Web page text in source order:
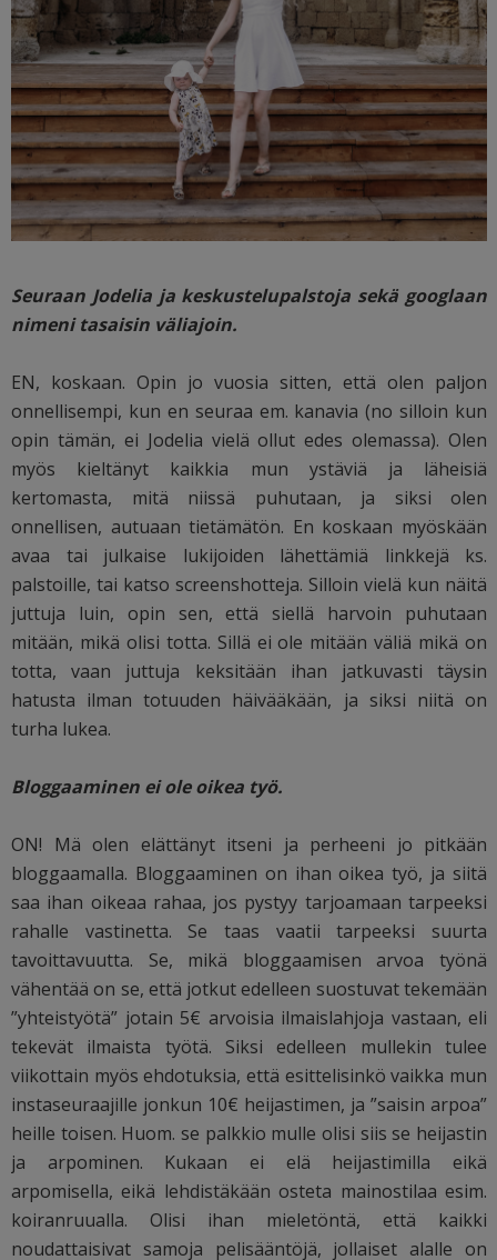
Seuraan Jodelia ja keskustelupalstoja sekä googlaan
nimeni tasaisin väliajoin.
EN, koskaan. Opin jo vuosia sitten, että olen paljon
onnellisempi, kun en seuraa em. kanavia (no silloin kun
opin tämän, ei Jodelia vielä ollut edes olemassa). Olen
myös kieltänyt kaikkia mun ystäviä ja läheisiä
kertomasta, mitä niissä puhutaan, ja siksi olen
onnellisen, autuaan tietämätön. En koskaan myöskään
avaa tai julkaise lukijoiden lähettämiä linkkejä ks.
palstoille, tai katso screenshotteja. Silloin vielä kun näitä
juttuja luin, opin sen, että siellä harvoin puhutaan
mitään, mikä olisi totta. Sillä ei ole mitään väliä mikä on
totta, vaan juttuja keksitään ihan jatkuvasti täysin
hatusta ilman totuuden häivääkään, ja siksi niitä on
turha lukea.
Bloggaaminen ei ole oikea työ.
ON! Mä olen elättänyt itseni ja perheeni jo pitkään
bloggaamalla. Bloggaaminen on ihan oikea työ, ja siitä
saa ihan oikeaa rahaa, jos pystyy tarjoamaan tarpeeksi
rahalle vastinetta. Se taas vaatii tarpeeksi suurta
tavoittavuutta. Se, mikä bloggaamisen arvoa työnä
vähentää on se, että jotkut edelleen suostuvat tekemään
”yhteistyötä” jotain 5€ arvoisia ilmaislahjoja vastaan, eli
tekevät ilmaista työtä. Siksi edelleen mullekin tulee
viikottain myös ehdotuksia, että esittelisinkö vaikka mun
instaseuraajille jonkun 10€ heijastimen, ja ”saisin arpoa”
heille toisen. Huom. se palkkio mulle olisi siis se heijastin
ja arpominen. Kukaan ei elä heijastimilla eikä
arpomisella, eikä lehdistäkään osteta mainostilaa esim.
koiranruualla. Olisi ihan mieletöntä, että kaikki
noudattaisivat samoja pelisääntöjä, jollaiset alalle on